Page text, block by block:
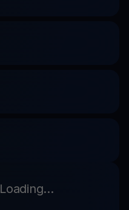
Loading...